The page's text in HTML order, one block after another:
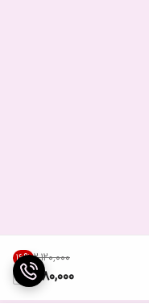
۲٬۱۲۰٬۰۰۰ 16%
1,780,000